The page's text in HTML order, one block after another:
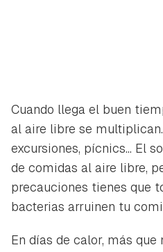
Cuando llega el buen
al aire libre se
excursiones, pícnics... El
de comidas al aire libre,
precauciones tienes que
bacterias arruinen tu
En días de calor, más que